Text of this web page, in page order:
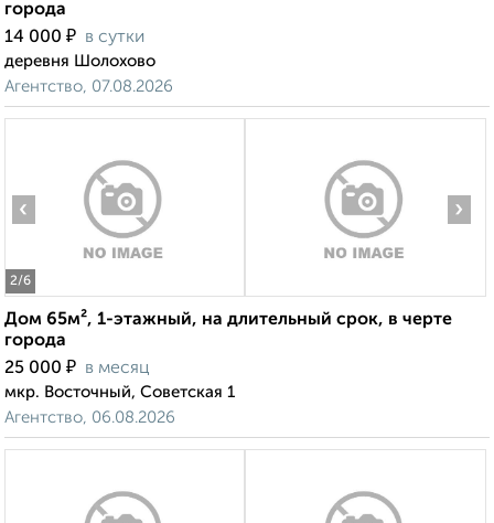
города
14 000 ₽ в сутки
деревня Шолохово
Агентство, 07.08.2026
2/6
‹ ›
Дом 65м², 1-этажный, на длительный срок, в черте
города
25 000 ₽ в месяц
мкр. Восточный, Советская 1
Агентство, 06.08.2026